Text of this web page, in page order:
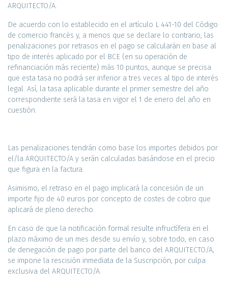
ARQUITECTO/A.
De acuerdo con lo establecido en el artículo L 441-10 del Código
de comercio francés y, a menos que se declare lo contrario, las
penalizaciones por retrasos en el pago se calcularán en base al
tipo de interés aplicado por el BCE (en su operación de
refinanciación más reciente) más 10 puntos, aunque se precisa
que esta tasa no podrá ser inferior a tres veces al tipo de interés
legal. Así, la tasa aplicable durante el primer semestre del año
correspondiente será la tasa en vigor el 1 de enero del año en
cuestión.
Las penalizaciones tendrán como base los importes debidos por
el/la ARQUITECTO/A y serán calculadas basándose en el precio
que figura en la factura.
Asimismo, el retraso en el pago implicará la concesión de un
importe fijo de 40 euros por concepto de costes de cobro que
aplicará de pleno derecho.
En caso de que la notificación formal resulte infructífera en el
plazo máximo de un mes desde su envío y, sobre todo, en caso
de denegación de pago por parte del banco del ARQUITECTO/A,
se impone la rescisión inmediata de la Suscripción, por culpa
exclusiva del ARQUITECTO/A.